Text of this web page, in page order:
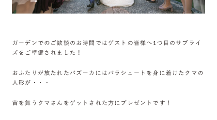
ガーデンでのご歓談のお時間ではゲストの皆様へ1つ目のサプライ
ズをご準備されました！
おふたりが放たれたバズーカにはパラシュートを身に着けたクマの
人形が・・・
宙を舞うクマさんをゲットされた方にプレゼントです！